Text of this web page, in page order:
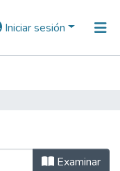
Iniciar sesión
Examinar